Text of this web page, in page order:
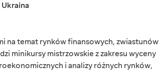
Ukraina
na temat rynków finansowych, zwiastunów
minikursy mistrzowskie z zakresu wyceny
i analizy różnych rynków,